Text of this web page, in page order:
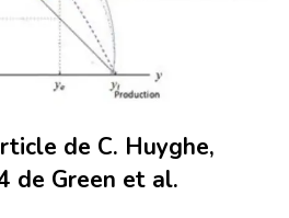
de C. Huyghe,
de Green et al.